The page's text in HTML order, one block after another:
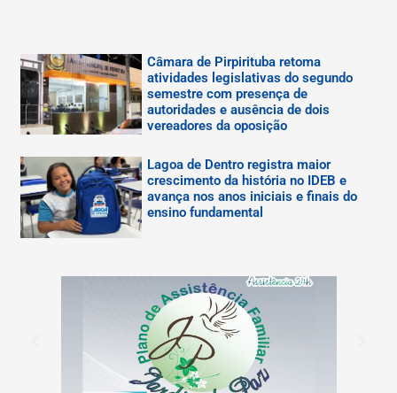
Câmara de Pirpirituba retoma
atividades legislativas do segundo
semestre com presença de
autoridades e ausência de dois
vereadores da oposição
Lagoa de Dentro registra maior
crescimento da história no IDEB e
avança nos anos iniciais e finais do
ensino fundamental